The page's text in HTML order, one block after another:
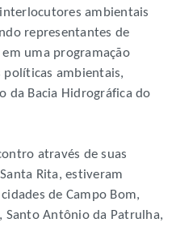
ambientais
representantes de
uma programação
ambientais,
da Bacia Hidrográfica do
através de suas
Rita, estiveram
de Campo Bom,
Santo Antônio da Patrulha,